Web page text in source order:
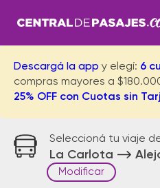
Descargá la app y elegí: 6
compras mayores a
25% OFF con Cuotas sin
Seleccioná tu viaje
La Carlota
Modificar